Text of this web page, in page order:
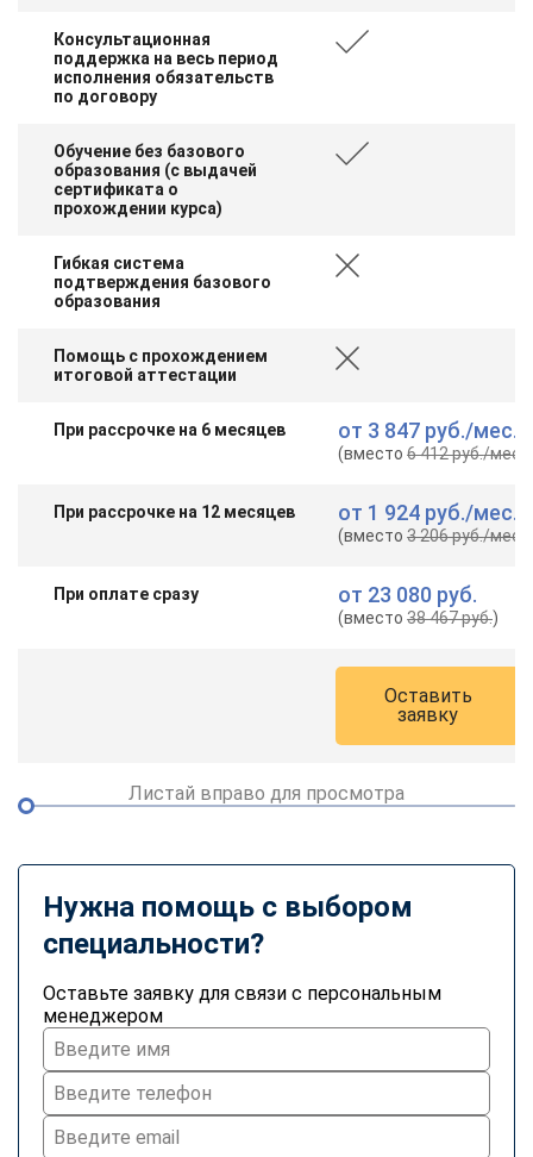
Консультационная
поддержка на весь период
исполнения обязательств
по договору
Обучение без базового
образования (с выдачей
сертификата о
прохождении курса)
Гибкая система
подтверждения базового
образования
Помощь с прохождением
итоговой аттестации
При рассрочке на 6 месяцев от 3 847 руб./мес.
(вместо6 412 руб./мес.
При рассрочке на 12 месяцев от 1 924 руб./мес.
(вместо3 206 руб./мес.
При оплате сразу от 23 080 руб.
(вместо38 467 руб.)
Оставить
заявку
Листай вправо для просмотра
Нужна помощь с выбором
специальности?
Оставьте заявку для связи с персональным
менеджером